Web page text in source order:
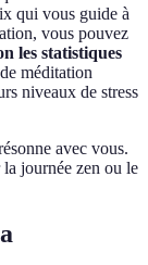
qui vous guide à
vous pouvez
les statistiques
méditation
niveaux de stress
avec vous.
journée zen ou le